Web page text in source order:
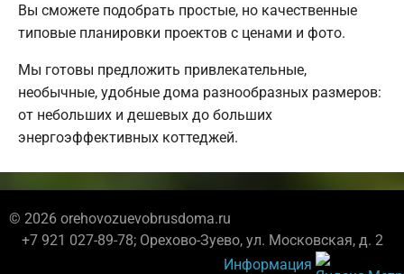
Вы сможете подобрать простые, но качественные
типовые планировки проектов с ценами и фото.
Мы готовы предложить привлекательные,
необычные, удобные дома разнообразных размеров:
от небольших и дешевых до больших
энергоэффективных коттеджей.
© 2026 orehovozuevobrusdoma.ru
+7 921 027-89-78; Орехово-Зуево, ул. Московская, д. 2
Информация